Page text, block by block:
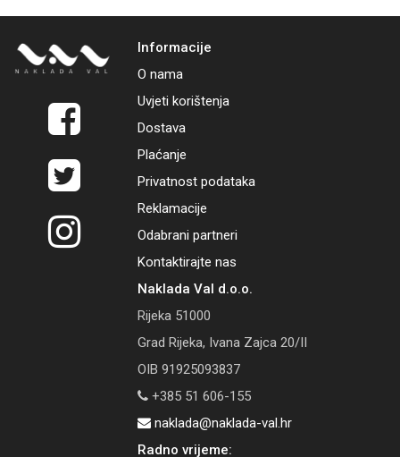
Informacije
O nama
Uvjeti korištenja
Dostava
Plaćanje
Privatnost podataka
Reklamacije
Odabrani partneri
Kontaktirajte nas
Naklada Val d.o.o.
Rijeka 51000
Grad Rijeka, Ivana Zajca 20/II
OIB 91925093837
+385 51 606-155
naklada@naklada-val.hr
Radno vrijeme: